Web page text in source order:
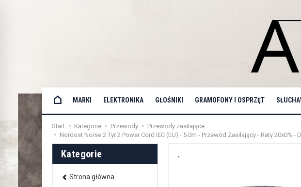
MARKI ELEKTRONIKA GŁOŚNIKI GRAMOFONY I OSPRZĘT
Start Kategorie Przewody
Przewody zasilające
Nordost Norse 2 Tyr 2 Power Cord IEC (EU) - 5.0m - Przewód Zasilający - Raty 20x0%
Kategorie
Strona główna